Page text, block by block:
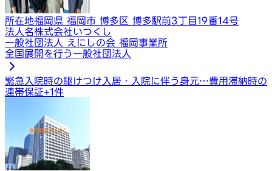
所在地福岡県 福岡市 博多区 博多駅前3丁目19番14号
法人名株式会社いつくし
一般社団法人 えにしの会 福岡事業所
全国展開を行う一般社団法人
緊急入院時の駆けつけ 入居・入院に伴う身元…費用滞納時の
連帯保証+1件